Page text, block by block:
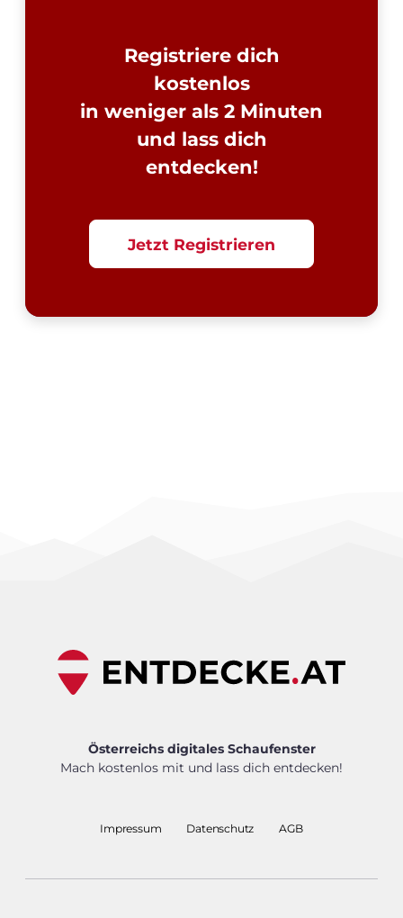
Registriere dich
kostenlos
in weniger als 2 Minuten
und lass dich
entdecken!
Jetzt Registrieren
Österreichs digitales Schaufenster
Mach kostenlos mit und lass dich entdecken!
Impressum Datenschutz AGB